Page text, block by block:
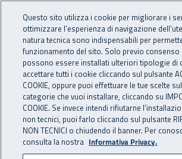
INAIL - Istituto
Navigazione
Navigazione - Ti trovi in:
Home Inail comunica Eventi
dal 21 al 25 ottobre 2019
Questo sito utilizza i cookie per migliorare i
ottimizzare l’esperienza di navigazione
natura tecnica sono indispensabili per
funzionamento del sito. Solo previo consenso
possono essere installati ulteriori tipologie di
accettare tutti i cookie cliccando sul pulsante
COOKIE, oppure puoi effettuare le tue scelte
categorie che vuoi installare, cliccando su
COOKIE. Se invece intendi rifiutarne
non tecnici, puoi farlo cliccando sul pulsante
NON TECNICI o chiudendo il banner. Per
consulta la nostra Informativa Privacy.